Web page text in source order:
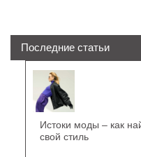
Последние статьи
Истоки моды – как
свой стиль